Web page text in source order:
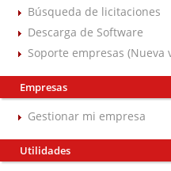
Búsqueda de licitaciones
Descarga de Software
Soporte empresas (Nueva
Empresas
Gestionar mi empresa
Utilidades